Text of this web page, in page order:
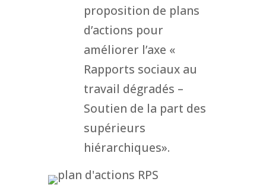
proposition de plans
d’actions pour
améliorer l’axe «
Rapports sociaux au
travail dégradés –
Soutien de la part des
supérieurs
hiérarchiques».